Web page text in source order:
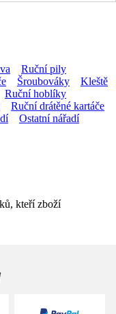
Ruční pily
Šroubováky
Kleště
Ruční hoblíky
Ruční drátěné kartáče
Ostatní nářadí
kteří zboží